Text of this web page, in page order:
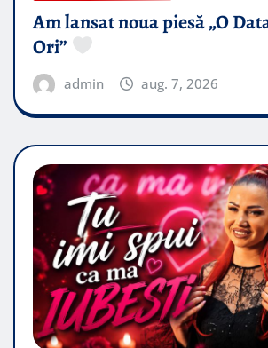
Am lansat noua piesă „O
Ori”
admin aug. 7, 2026